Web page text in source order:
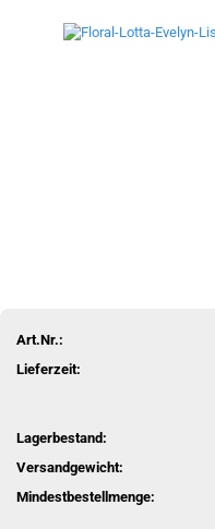
Art.Nr.:
Lieferzeit:
Lagerbestand:
Versandgewicht:
Mindestbestellmenge: